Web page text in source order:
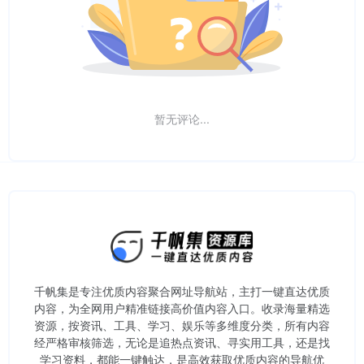
暂无评论...
千帆集是专注优质内容聚合网址导航站，主打一键直达优质
内容，为全网用户精准链接高价值内容入口。​收录海量精选
资源，按资讯、工具、学习、娱乐等多维度分类，所有内容
经严格审核筛选，无论是追热点资讯、寻实用工具，还是找
学习资料，都能一键触达，是高效获取优质内容的导航优